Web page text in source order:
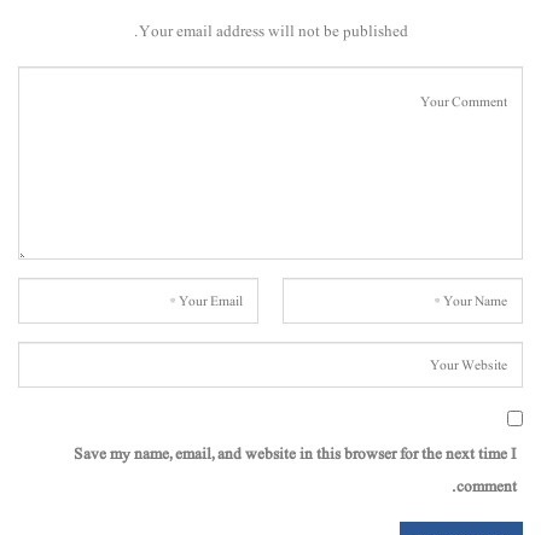
Your email address will not be published.
Save my name, email, and website in this browser for the next time I
comment.